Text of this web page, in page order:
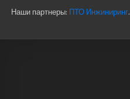
Наши партнеры: ПТО Инжиниринг.